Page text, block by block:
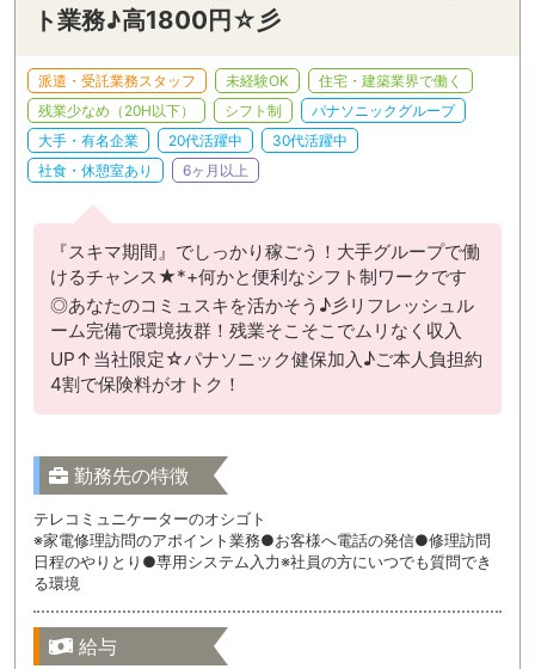
ト業務♪高1800円☆彡
派遣・受託業務スタッフ 未経験OK
住宅・建築業界で働く
残業少なめ（20H以下）
シフト制
パナソニックグループ
大手・有名企業
20代活躍中
30代活躍中
社食・休憩室あり
6ヶ月以上
『スキマ期間』でしっかり稼ごう！大手グループで働
けるチャンス★*+何かと便利なシフト制ワークです
◎あなたのコミュスキを活かそう♪彡リフレッシュル
ーム完備で環境抜群！残業そこそこでムリなく収入
UP↑当社限定☆パナソニック健保加入♪ご本人負担約
4割で保険料がオトク！
勤務先の特徴
テレコミュニケーターのオシゴト
※家電修理訪問のアポイント業務●お客様へ電話の発信●修理訪問
日程のやりとり●専用システム入力※社員の方にいつでも質問でき
る環境
給与